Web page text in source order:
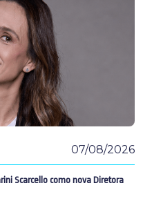
07/08/2026
Scarcello como nova Diretora